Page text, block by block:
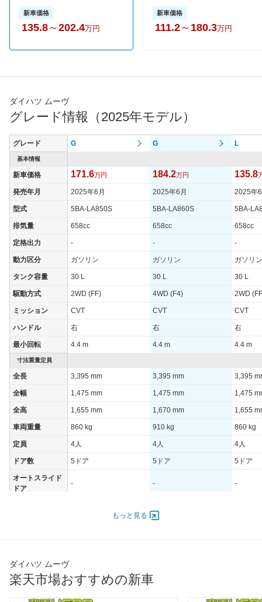
新車価格
135.8～ 202.4万円
新車価格
111.2～ 180.3万円
ダイハツ ムーヴ
グレード情報（2025年モデル）
グレード G G L
基本情報
新車価格 171.6万円 184.2万円 135.8
発売年月 2025年6月 2025年6月 2025年
型式 5BA-LA850S 5BA-LA860S 5BA-
排気量 658cc 658cc 658cc
定格出力 - - -
動力区分 ガソリン ガソリン ガソリン
タンク容量 30 L 30 L 30 L
駆動方式 2WD (FF) 4WD (F4) 2WD
ミッション CVT CVT CVT
ハンドル 右 右 右
最小回転 4.4 m 4.4 m 4.4 m
寸法重量定員
全長 3,395 mm 3,395 mm 3,395
全幅 1,475 mm 1,475 mm 1,475
全高 1,655 mm 1,670 mm 1,655
車両重量 860 kg 910 kg 860 kg
定員 4人 4人 4人
ドア数 5ドア 5ドア 5ドア
オートスライド
ドア
- - -
38.00 [52]/ 5,250 38.00 [52]/ 5,250
タイヤ
前輪サイズ 155/65R14 75S 155/65R14 75S
もっと見る
ダイハツ ムーヴ
楽天市場おすすめの新車